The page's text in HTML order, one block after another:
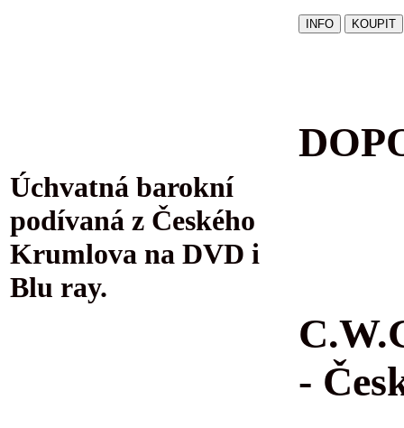
Úchvatná barokní
podívaná z Českého
Krumlova na DVD i
Blu ray.
-